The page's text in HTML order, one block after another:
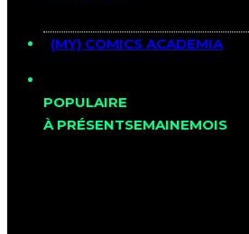
(MY) COMICS ACADEMIA
POPULAIRE
À PRÉSENTSEMAINEMOIS